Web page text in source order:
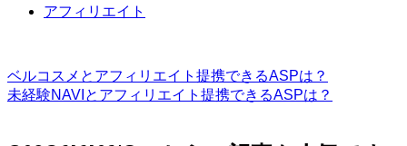
アフィリエイト
ベルコスメとアフィリエイト提携できるASPは？
未経験NAVIとアフィリエイト提携できるASPは？